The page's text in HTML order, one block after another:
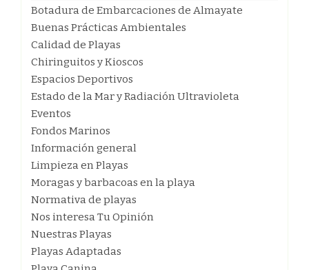
Botadura de Embarcaciones de Almayate
Buenas Prácticas Ambientales
Calidad de Playas
Chiringuitos y Kioscos
Espacios Deportivos
Estado de la Mar y Radiación Ultravioleta
Eventos
Fondos Marinos
Información general
Limpieza en Playas
Moragas y barbacoas en la playa
Normativa de playas
Nos interesa Tu Opinión
Nuestras Playas
Playas Adaptadas